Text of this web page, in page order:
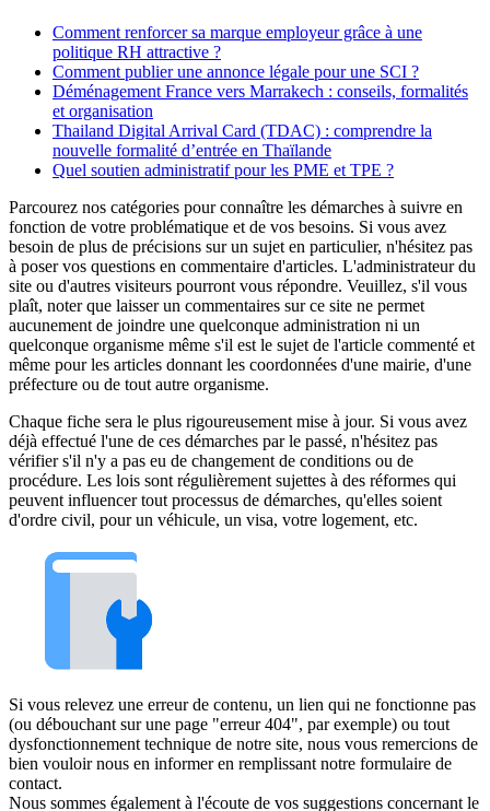
Comment renforcer sa marque employeur grâce à une
politique RH attractive ?
Comment publier une annonce légale pour une SCI ?
Déménagement France vers Marrakech : conseils, formalités
et organisation
Thailand Digital Arrival Card (TDAC) : comprendre la
nouvelle formalité d’entrée en Thaïlande
Quel soutien administratif pour les PME et TPE ?
Parcourez nos catégories pour connaître les démarches à suivre en
fonction de votre problématique et de vos besoins. Si vous avez
besoin de plus de précisions sur un sujet en particulier, n'hésitez pas
à poser vos questions en commentaire d'articles. L'administrateur du
site ou d'autres visiteurs pourront vous répondre. Veuillez, s'il vous
plaît, noter que laisser un commentaires sur ce site ne permet
aucunement de joindre une quelconque administration ni un
quelconque organisme même s'il est le sujet de l'article commenté et
même pour les articles donnant les coordonnées d'une mairie, d'une
préfecture ou de tout autre organisme.
Chaque fiche sera le plus rigoureusement mise à jour. Si vous avez
déjà effectué l'une de ces démarches par le passé, n'hésitez pas
vérifier s'il n'y a pas eu de changement de conditions ou de
procédure. Les lois sont régulièrement sujettes à des réformes qui
peuvent influencer tout processus de démarches, qu'elles soient
d'ordre civil, pour un véhicule, un visa, votre logement, etc.
Si vous relevez une erreur de contenu, un lien qui ne fonctionne pas
(ou débouchant sur une page "erreur 404", par exemple) ou tout
dysfonctionnement technique de notre site, nous vous remercions de
bien vouloir nous en informer en remplissant notre formulaire de
contact.
Nous sommes également à l'écoute de vos suggestions concernant le